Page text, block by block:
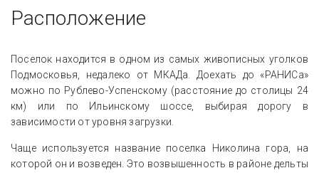
Расположение
Поселок находится в одном из самых живописных уголков
Подмосковья, недалеко от МКАДа. Доехать до «РАНИСа»
можно по Рублево-Успенскому (расстояние до столицы 24
км) или по Ильинскому шоссе, выбирая дорогу в
зависимости от уровня загрузки.
Чаще используется название поселка Николина гора, на
которой он и возведен. Это возвышенность в районе дельты